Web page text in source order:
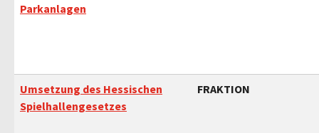
Parkanlagen
Umsetzung des Hessischen
Spielhallengesetzes
FRAKTION